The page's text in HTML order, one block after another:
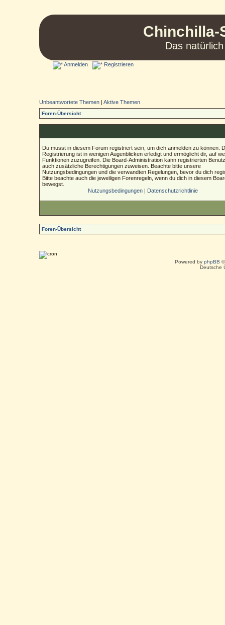
Chinchilla-
Das
Anmelden Registrieren
Unbeantwortete Themen |Aktive Themen
Foren-Übersicht
Du musst in diesem Forum registriert sein, um dich anmelden zu können.
Registrierung ist in wenigen Augenblicken erledigt und ermöglicht dir, auf
Funktionen zuzugreifen. Die Board-Administration kann registrierten
auch zusätzliche Berechtigungen zuweisen. Beachte bitte unsere
Nutzungsbedingungen und die verwandten Regelungen, bevor du dich
Bitte beachte auch die jeweiligen Forenregeln, wenn du dich in diesem
bewegst.
Nutzungsbedingungen| Datenschutzrichtlinie
Foren-Übersicht
Powered by phpBB
Deutsche